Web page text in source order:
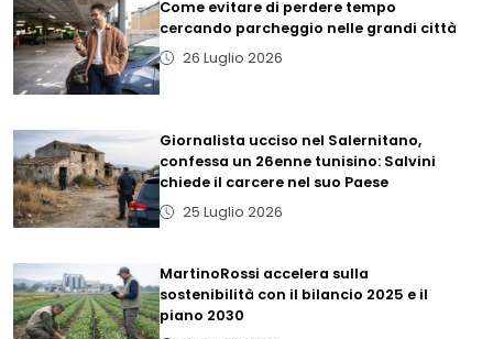
Come evitare di perdere tempo
cercando parcheggio nelle grandi città
26 Luglio 2026
Giornalista ucciso nel Salernitano,
confessa un 26enne tunisino: Salvini
chiede il carcere nel suo Paese
25 Luglio 2026
MartinoRossi accelera sulla
sostenibilità con il bilancio 2025 e il
piano 2030